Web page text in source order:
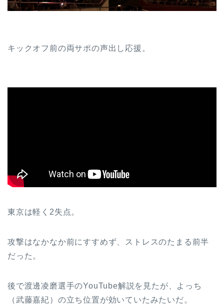
キックオフ前の両サポの声出し応援。
東京は軽く2失点。
攻撃はなかなか前にすすめず、ストレスのたまる前半
だった。
後で渡邊凌磨選手のYouTube解説を見たが、よっち
（武藤嘉紀）の立ち位置が効いていたみたいだ。